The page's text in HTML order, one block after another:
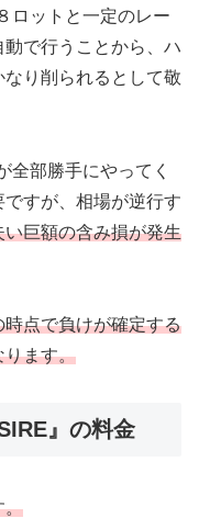
ットと一定のレー
動で行うことから、ハ
り削られるとして敬
全部勝手にやってく
すが、相場が逆行す
い巨額の含み損が発生
点で負けが確定する
ります。
』の料金
。